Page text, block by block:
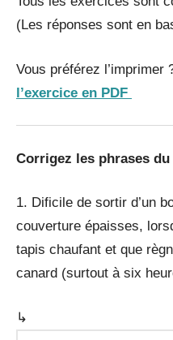
(Les réponses sont en
Vous préférez
l’exercice en PDF
Corrigez les phrases
1. Dificile de sortir d’un
couverture épaisses,
tapis chaufant et que
canard (surtout à six
↳